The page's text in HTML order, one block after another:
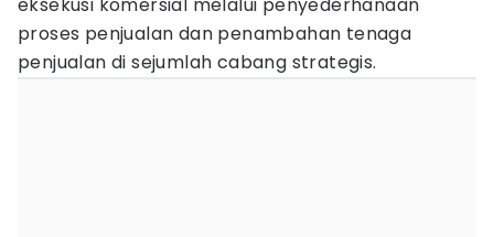
proses penjualan dan penambahan tenaga
penjualan di sejumlah cabang strategis.